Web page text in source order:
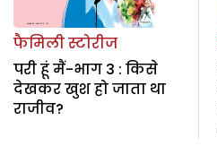
फैमिली स्टोरीज
परी हूं मैं-भाग 3 : किसे
देखकर खुश हो जाता था
राजीव?